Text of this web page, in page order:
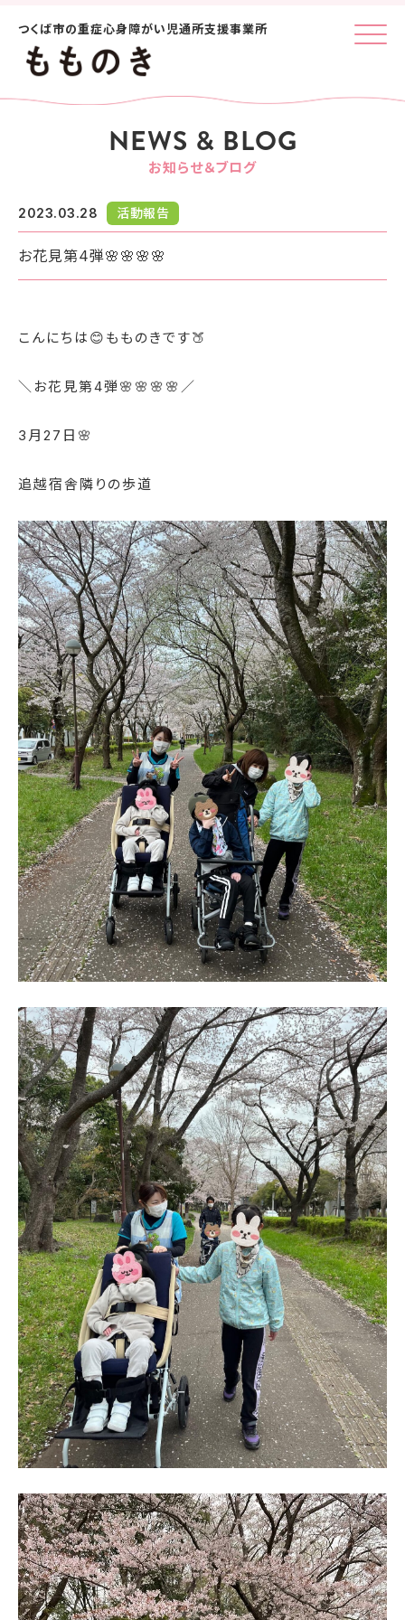
つくば市の重症心身障がい児通所支援事業所
Click
NEWS & BLOG
お知らせ＆ブログ
2023.03.28 活動報告
お花見第4弾🌸🌸🌸🌸
こんにちは😊もものきです🍑
＼お花見第4弾🌸🌸🌸🌸／
3月27日🌸
追越宿舎隣りの歩道